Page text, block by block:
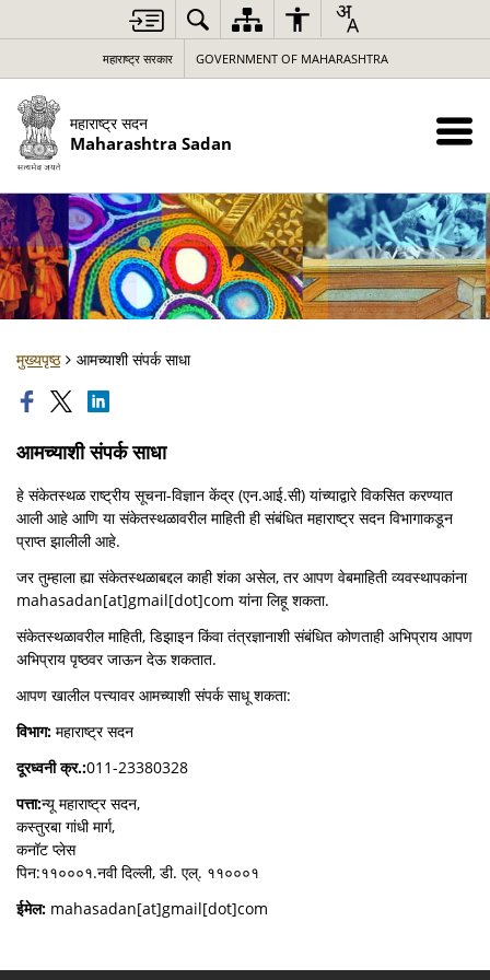
महाराष्ट्र सरकार GOVERNMENT OF MAHARASHTRA
महाराष्ट्र सदन
Maharashtra Sadan
मुख्यपृष्ठ आमच्याशी संपर्क साधा
आमच्याशी संपर्क साधा
हे संकेतस्थळ राष्ट्रीय सूचना-विज्ञान केंद्र (एन.आई.सी) यांच्याद्वारे विकसित करण्यात
आली आहे आणि या संकेतस्थळावरील माहिती ही संबंधित महाराष्ट्र सदन विभागाकडून
प्राप्त झालीली आहे.
जर तुम्हाला ह्या संकेतस्थळाबद्दल काही शंका असेल, तर आपण वेबमाहिती व्यवस्थापकांना
mahasadan[at]gmail[dot]com यांना लिहू शकता.
संकेतस्थळावरील माहिती, डिझाइन किंवा तंत्रज्ञानाशी संबंधित कोणताही अभिप्राय आपण
अभिप्राय पृष्ठवर जाऊन देऊ शकतात.
आपण खालील पत्त्यावर आमच्याशी संपर्क साधू शकता:
विभाग: महाराष्ट्र सदन
दूरध्वनी क्र.:011-23380328
पत्ता:न्यू महाराष्ट्र सदन,
कस्तुरबा गांधी मार्ग,
कनॉट प्लेस
पिन:११०००१.नवी दिल्ली, डी. एल्. ११०००१
ईमेल: mahasadan[at]gmail[dot]com